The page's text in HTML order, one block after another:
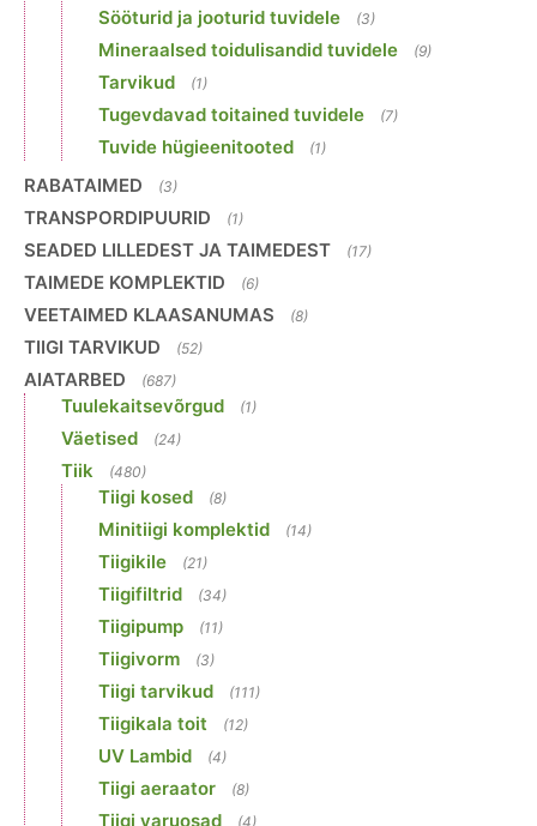
Sööturid ja jooturid tuvidele (3)
Mineraalsed toidulisandid tuvidele (9)
Tarvikud (1)
Tugevdavad toitained tuvidele (7)
Tuvide hügieenitooted (1)
RABATAIMED (3)
TRANSPORDIPUURID (1)
SEADED LILLEDEST JA TAIMEDEST (17)
TAIMEDE KOMPLEKTID (6)
VEETAIMED KLAASANUMAS (8)
TIIGI TARVIKUD (52)
AIATARBED (687)
Tuulekaitsevõrgud (1)
Väetised (24)
Tiik (480)
Tiigi kosed (8)
Minitiigi komplektid (14)
Tiigikile (21)
Tiigifiltrid (34)
Tiigipump (11)
Tiigivorm (3)
Tiigi tarvikud (111)
Tiigikala toit (12)
UV Lambid (4)
Tiigi aeraator (8)
Tiigi varuosad (4)